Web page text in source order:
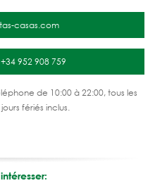
casas.com
+34 952 908 759
de 10:00 à 22:00, tous les
fériés inclus.